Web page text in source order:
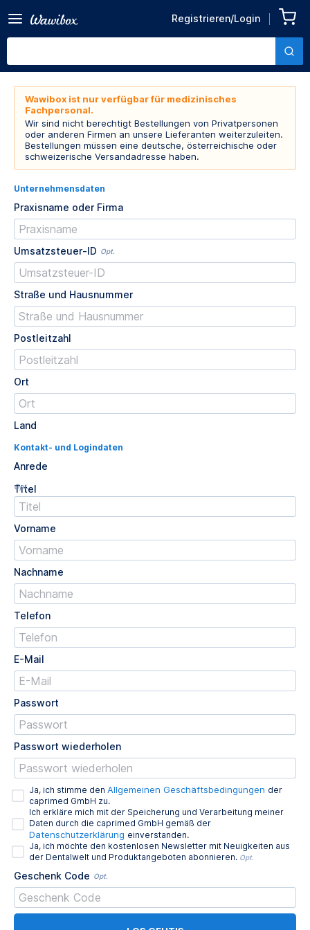
Registrieren/Login
Wawibox ist nur verfügbar für medizinisches
Fachpersonal.
Wir sind nicht berechtigt Bestellungen von Privatpersonen
oder anderen Firmen an unsere Lieferanten weiterzuleiten.
Bestellungen müssen eine deutsche, österreichische oder
schweizerische Versandadresse haben.
Unternehmensdaten
Praxisname oder Firma
Umsatzsteuer-ID Opt.
Straße und Hausnummer
Postleitzahl
Ort
Land
Kontakt- und Logindaten
Anrede
Titel
Opt.
Vorname
Nachname
Telefon
E-Mail
Passwort
Passwort wiederholen
Ja, ich stimme den Allgemeinen Geschäftsbedingungen der
caprimed GmbH zu.
Ich erkläre mich mit der Speicherung und Verarbeitung meiner
Daten durch die caprimed GmbH gemäß der
Datenschutzerklärung einverstanden.
Ja, ich möchte den kostenlosen Newsletter mit Neuigkeiten aus
der Dentalwelt und Produktangeboten abonnieren. Opt.
Geschenk Code Opt.